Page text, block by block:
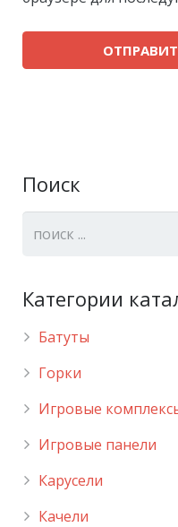
Поиск
Категории
Батуты
Горки
Игровые
Игровые панели
Карусели
Качели